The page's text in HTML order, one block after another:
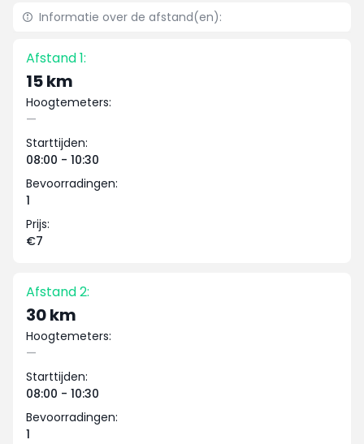
Informatie over de afstand(en):
Afstand 1:
15 km
Hoogtemeters:
—
Starttijden:
08:00 - 10:30
Bevoorradingen:
1
Prijs:
€7
Afstand 2:
30 km
Hoogtemeters:
—
Starttijden:
08:00 - 10:30
Bevoorradingen:
1